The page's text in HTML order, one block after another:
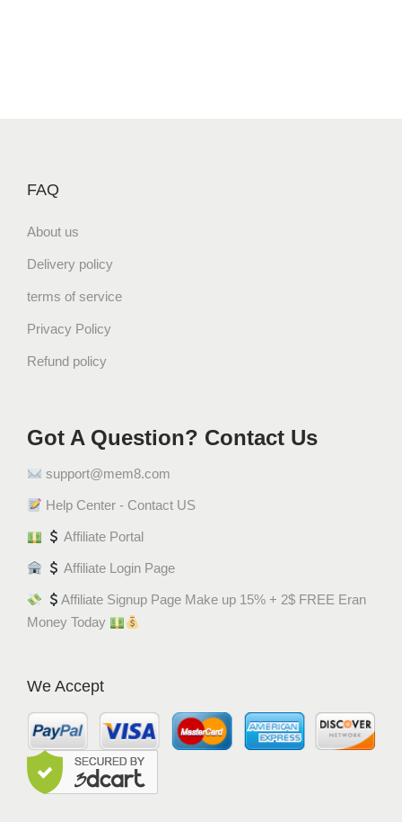
FAQ
About us
Delivery policy
terms of service
Privacy Policy
Refund policy
Got A Question? Contact Us
support@mem8.com
Help Center - Contact US
Affiliate Portal
Affiliate Login Page
Affiliate Signup Page Make up 15% + 2$ FREE Eran
Money Today
We Accept